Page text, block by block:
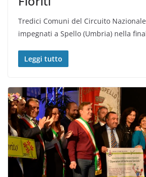
Tredici Comuni del Circuito
impegnati a Spello (Umbria) nella
Leggi tutto